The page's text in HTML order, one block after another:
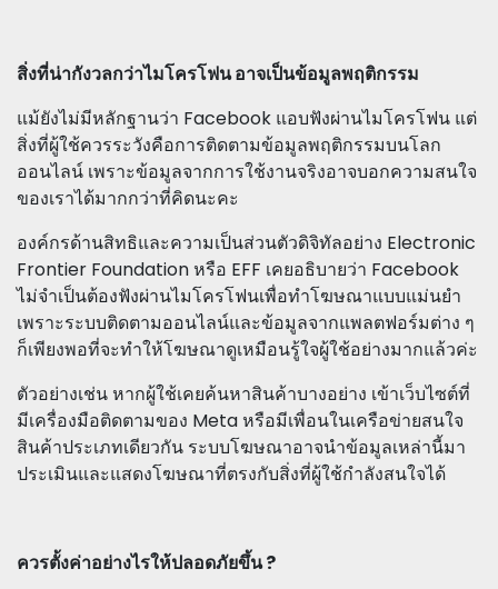
สิ่งที่น่ากังวลกว่าไมโครโฟน อาจเป็นข้อมูลพฤติกรรม
แม้ยังไม่มีหลักฐานว่า Facebook แอบฟังผ่านไมโครโฟน แต่
สิ่งที่ผู้ใช้ควรระวังคือการติดตามข้อมูลพฤติกรรมบนโลก
ออนไลน์ เพราะข้อมูลจากการใช้งานจริงอาจบอกความสนใจ
ของเราได้มากกว่าที่คิดนะคะ
องค์กรด้านสิทธิและความเป็นส่วนตัวดิจิทัลอย่าง Electronic
Frontier Foundation หรือ EFF เคยอธิบายว่า Facebook
ไม่จำเป็นต้องฟังผ่านไมโครโฟนเพื่อทำโฆษณาแบบแม่นยำ
เพราะระบบติดตามออนไลน์และข้อมูลจากแพลตฟอร์มต่าง ๆ
ก็เพียงพอที่จะทำให้โฆษณาดูเหมือนรู้ใจผู้ใช้อย่างมากแล้วค่ะ
ตัวอย่างเช่น หากผู้ใช้เคยค้นหาสินค้าบางอย่าง เข้าเว็บไซต์ที่
มีเครื่องมือติดตามของ Meta หรือมีเพื่อนในเครือข่ายสนใจ
สินค้าประเภทเดียวกัน ระบบโฆษณาอาจนำข้อมูลเหล่านี้มา
ประเมินและแสดงโฆษณาที่ตรงกับสิ่งที่ผู้ใช้กำลังสนใจได้
ควรตั้งค่าอย่างไรให้ปลอดภัยขึ้น ?